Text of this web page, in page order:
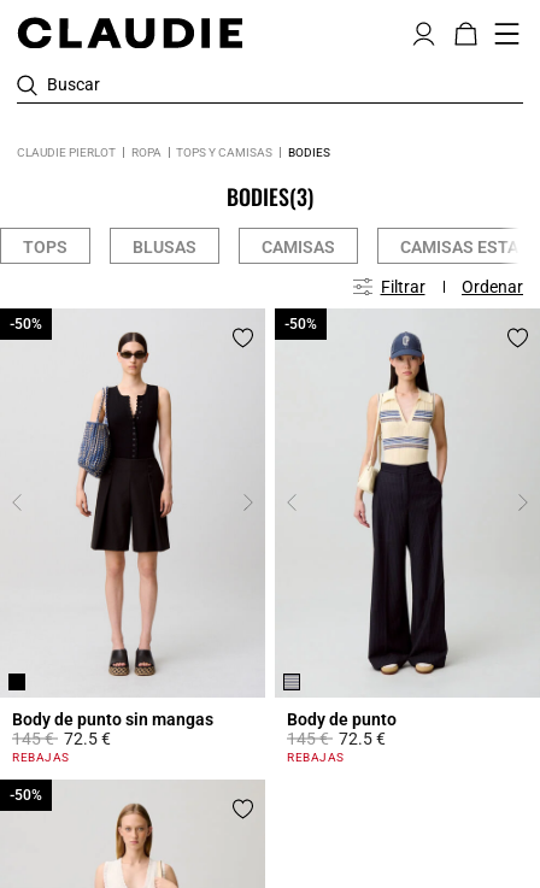
Buscar
CLAUDIE PIERLOT ROPA TOPS Y CAMISAS BODIES
BODIES(3)
TOPS BLUSAS CAMISAS CAMISAS
Filtrar Ordenar
Body de punto sin mangas
Price reduced from
145 €to
-50%
72.5 €
5 out of 5 Customer Rating
REBAJAS
-50%
Body de punto
Price reduced from
145 €to
-50%
72.5 €
5 out of 5 Customer Rating
REBAJAS
-50%
-50%
-50%